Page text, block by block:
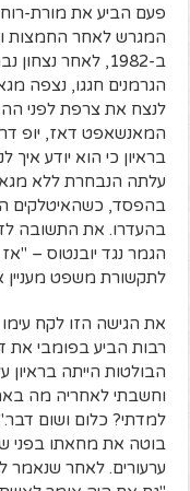
פעם הביע את מורת-
המגרש לאחר החמצות
ב-1982, לאחר
הגרמנים חגגו, נצפה
לנצח את צרפת לפני
המאנשאפט דאז, יופ
בראיון כי הוא יודע
עלתה הנבחרת ללא
בהפסד, כשהאיטלקים
בהעדרו. את התשובה
הגמר נגד יובנטוס –
לתקשורת משפט מעניין
את הגישה הזו לקח
רבות הביע בפומבי את
הבולטות הייתה
וחשבתי לאחריה מה
למדתי? כלום ושום
בוטה את מחאתו בפני
ערעורים. לאחר שנאמר